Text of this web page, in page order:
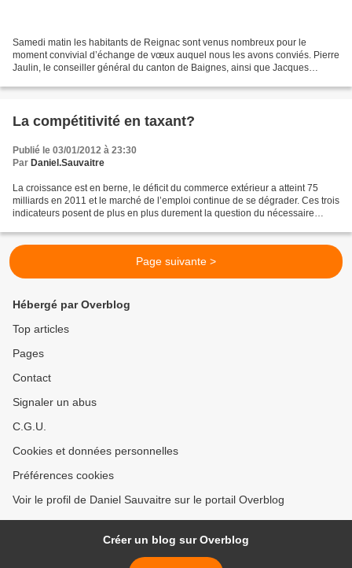
Samedi matin les habitants de Reignac sont venus nombreux pour le
moment convivial d’échange de vœux auquel nous les avons conviés. Pierre
Jaulin, le conseiller général du canton de Baignes, ainsi que Jacques
La compétitivité en taxant?
Publié le 03/01/2012 à 23:30
Par Daniel.Sauvaitre
La croissance est en berne, le déficit du commerce extérieur a atteint 75
milliards en 2011 et le marché de l’emploi continue de se dégrader. Ces trois
indicateurs posent de plus en plus durement la question du nécessaire
Page suivante >
Hébergé par Overblog
Top articles
Pages
Contact
Signaler un abus
C.G.U.
Cookies et données personnelles
Préférences cookies
Voir le profil de Daniel Sauvaitre sur le portail Overblog
Créer un blog sur Overblog